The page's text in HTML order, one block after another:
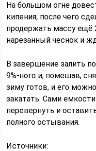
На большом огне
кипения, после чего
продержать массу ещё
нарезанный чеснок и
В завершение залить
9%-ного и, помешав,
зиму готов, и его
закатать. Сами
перевернуть и
полного остывания.
Источники: